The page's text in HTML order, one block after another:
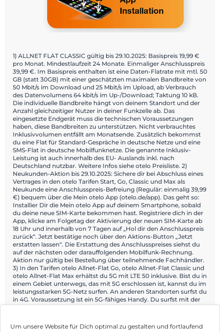
Um unsere Website für Dich optimal zu gestalten und fortlaufend
1) ALLNET FLAT CLASSIC gültig bis 29.10.2025: Basispreis 19,99 €
pro Monat. Mindestlaufzeit 24 Monate. Einmaliger Anschlusspreis
39,99 €. Im Basispreis enthalten ist eine Daten-Flatrate mit mtl. 50
GB (statt 30GB) mit einer geschätzten maximalen Bandbreite von
50 Mbit/s im Download und 25 Mbit/s im Upload, ab Verbrauch
des Datenvolumens 64 kbit/s im Up-/Download; Taktung 10 kB.
Die individuelle Bandbreite hängt von deinem Standort und der
Anzahl gleichzeitiger Nutzer in deiner Funkzelle ab. Das
eingesetzte Endgerät muss die technischen Voraussetzungen
haben, diese Bandbreiten zu unterstützen. Nicht verbrauchtes
Inklusivvolumen entfällt am Monatsende. Zusätzlich bekommst
du eine Flat für Standard-Gespräche in deutsche Netze und eine
SMS-Flat in deutsche Mobilfunknetze. Die genannte Inklusiv-
Leistung ist auch innerhalb des EU- Auslands inkl. nach
Deutschland nutzbar. Weitere Infos siehe otelo Preisliste. 2)
Neukunden-Aktion bis 29.10.2025: Sichere dir bei Abschluss eines
Vertrages in den otelo Tarifen Start, Go, Classic und Max als
Neukunde eine Anschlusspreis-Befreiung (Regulär: einmalig 39,99
€) bequem über die Mein otelo App (otelo.de/app). Das geht so:
Installier Dir die Mein otelo App auf deinem Smartphone, sobald
du deine neue SIM-Karte bekommen hast. Registriere dich in der
App, klicke am Folgetag der Aktivierung der neuen SIM-Karte ab
18 Uhr und innerhalb von 7 Tagen auf „Hol dir den Anschlusspreis
zurück“. Jetzt bestätige noch über den Aktions-Button „Jetzt
erstatten lassen“. Die Erstattung des Anschlusspreises siehst du
auf der nächsten oder darauffolgenden Mobilfunk-Rechnung.
Aktion nur gültig bei Bestellung über teilnehmende Fachhändler.
3) In den Tarifen otelo Allnet-Flat Go, otelo Allnet-Flat Classic und
otelo Allnet-Flat Max erhältst du 5G mit LTE 50 inklusive. Bist du in
einem Gebiet unterwegs, das mit 5G erschlossen ist, kannst du im
leistungsstarken 5G-Netz surfen. An anderen Standorten surfst du
in 4G. Voraussetzung ist ein 5G-fähiges Handy. Du surfst mit der
Geschwindigkeit deines zugrundeliegenden Tarifes. Alle Gebiete,